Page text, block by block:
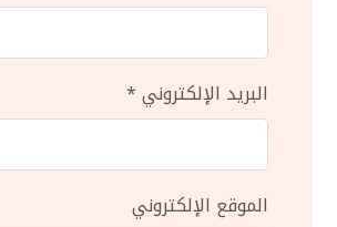
البريد الإلكتروني*
الموقع الإلكتروني